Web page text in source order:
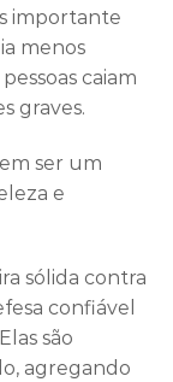
importante
menos
caiam
graves.
ser um
e
sólida contra
confiável
são
agregando